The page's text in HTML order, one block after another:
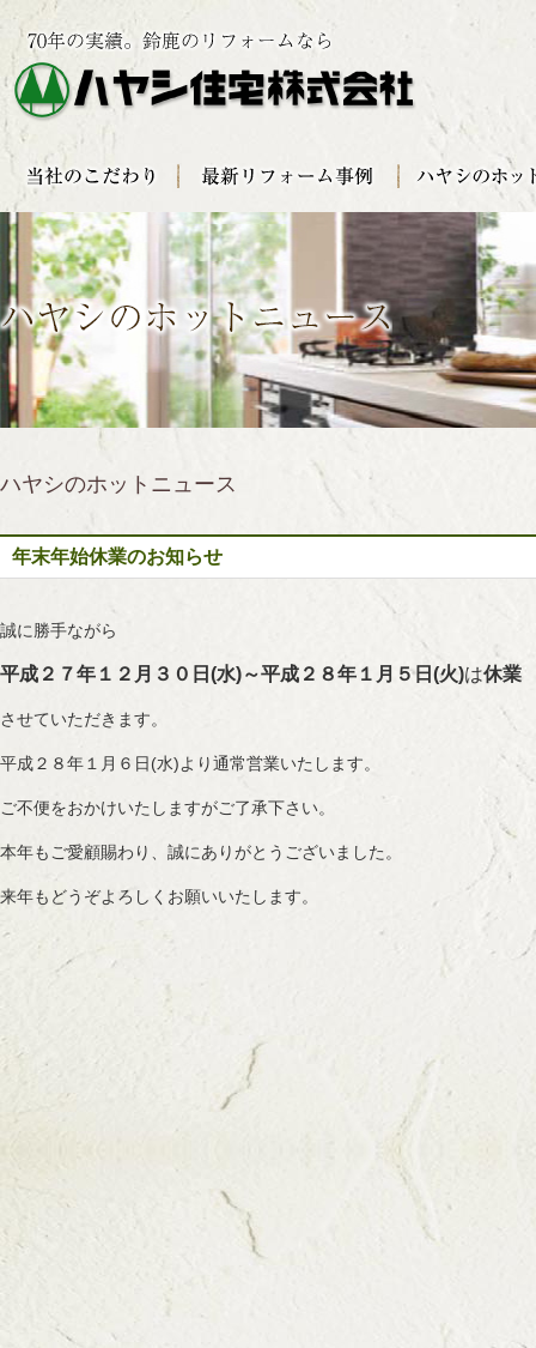
ハヤシのホットニュース
年末年始休業のお知らせ
誠に勝手ながら
平成２７年１２月３０日(水)～平成２８年１月５日(火)は休業
させていただきます。
平成２８年１月６日(水)より通常営業いたします。
ご不便をおかけいたしますがご了承下さい。
本年もご愛顧賜わり、誠にありがとうございました。
来年もどうぞよろしくお願いいたします。